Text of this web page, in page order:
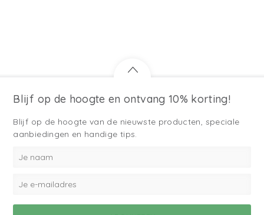
Blijf op de hoogte en ontvang 10% korting!
Blijf op de hoogte van de nieuwste producten, speciale
aanbiedingen en handige tips.